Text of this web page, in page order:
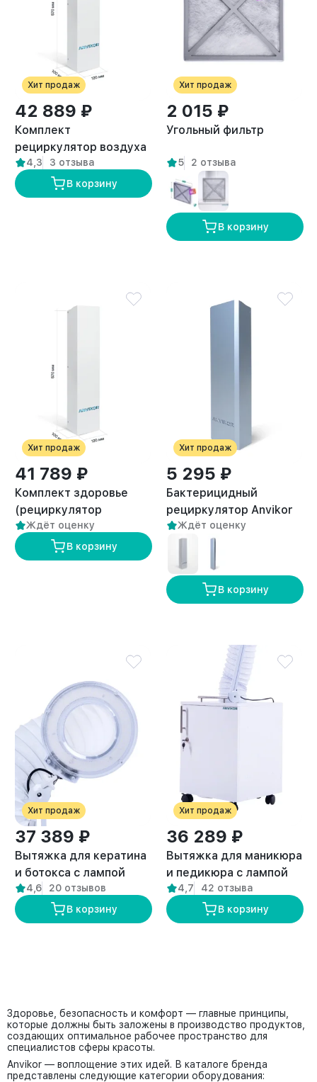
Хит продаж
42 889 ₽
Комплект
рециркулятор воздуха
+ вытяжка для
кератина и ботокса с
лампой
4,3
3 отзыва
В корзину
Хит продаж
2 015 ₽
Угольный фильтр
5 2 отзыва
В корзину
Хит продаж
41 789 ₽
Комплект здоровье
(рециркулятор
воздуха и вытяжка
премиум VC-AIR-3)
Ждёт оценку
В корзину
Хит продаж
5 295 ₽
Бактерицидный
рециркулятор Anvikor
AVK-40 (50 м2)
Ждёт оценку
В корзину
Хит продаж
37 389 ₽
Вытяжка для кератина
и ботокса с лампой
“ANVIKOR VC-AIR-5”
4,6
20 отзывов
В корзину
Хит продаж
36 289 ₽
Вытяжка для маникюра
и педикюра с лампой
премиум “ANVIKOR VC-
AIR-3”
4,7
42 отзыва
В корзину
Здоровье, безопасность и комфорт — главные принципы,
которые должны быть заложены в производство продуктов,
создающих оптимальное рабочее пространство для
специалистов сферы красоты.
Anvikor — воплощение этих идей. В каталоге бренда
представлены следующие категории оборудования: